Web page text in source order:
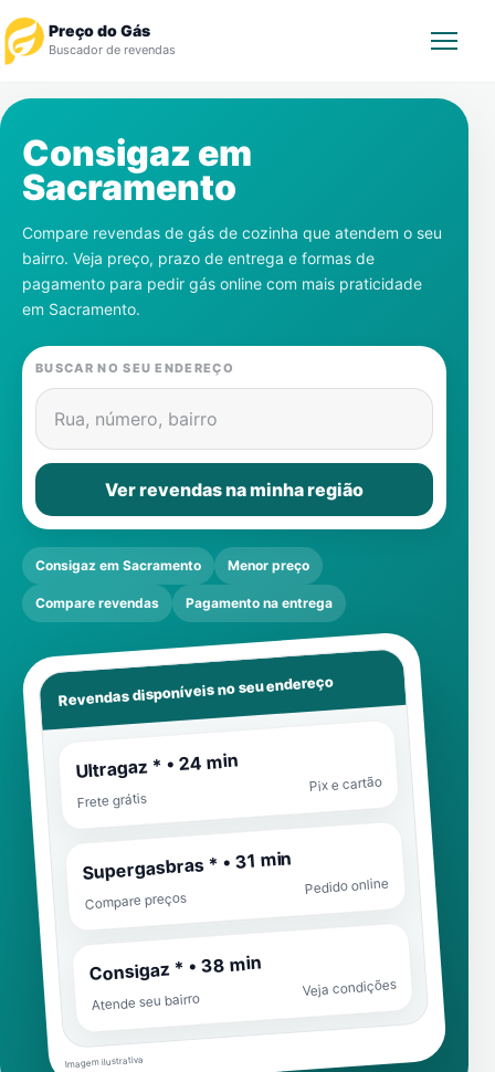
Preço do Gás
Buscador de revendas
Revendedor
Notícias
Cadastre-se
Gás
Contatos
Consigaz em
Sacramento
Compare revendas de gás de cozinha que atendem o seu
bairro. Veja preço, prazo de entrega e formas de
pagamento para pedir gás online com mais praticidade
em Sacramento.
BUSCAR NO SEU ENDEREÇO
Rua, número, bairro
Ver revendas na minha região
Consigaz em Sacramento Menor preço
Compare revendas Pagamento na entrega
Revendas disponíveis no seu endereço
Ultragaz * • 24 min
Frete grátis
Pix e cartão
Supergasbras * • 31 min
Compare preços
Pedido online
Consigaz * • 38 min
Atende seu bairro
Veja condições
Imagem ilustrativa